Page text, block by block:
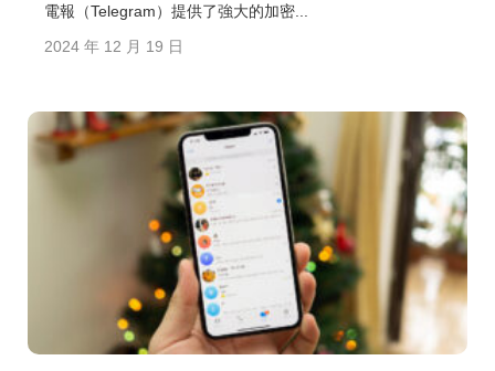
電報（Telegram）提供了強大的加密...
2024 年 12 月 19 日